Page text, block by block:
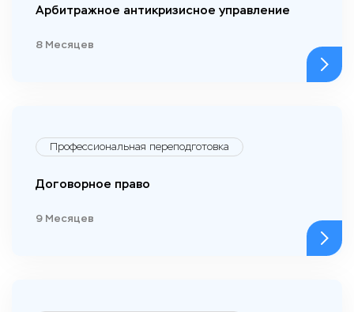
Арбитражное антикризисное управление
8 Месяцев
Профессиональная переподготовка
Договорное право
9 Месяцев